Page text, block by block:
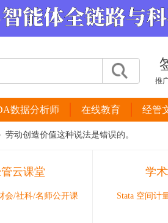
推
数据分析师 在线教育 经管
劳动创造价值这种说法是错误的。
云课堂
会/社科/名师公开课
学
Stata 空间计